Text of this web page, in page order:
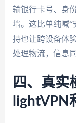
输银行卡号、身
墙。这比单纯喊“
持也让跨设备体
处理物流，信息
四、真实
lightVPN